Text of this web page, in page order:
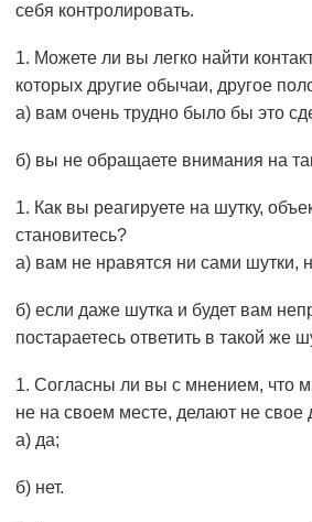
себя контролировать.
Можете ли вы легко найти
которых другие обычаи, другое
а) вам очень трудно было бы это
б) вы не обращаете внимания на
Как вы реагируете на шутку,
становитесь?
а) вам не нравятся ни сами шутки,
б) если даже шутка и будет вам
постараетесь ответить в такой же
Согласны ли вы с мнением, что
не на своем месте, делают не свое
а) да;
б) нет.